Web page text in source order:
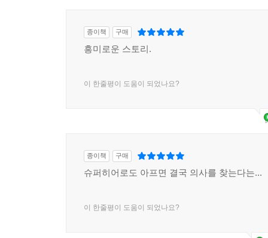
종이책 구매
흥미로운 스토리.
이 한줄평이 도움이 되었나요?
종이책 구매
슈퍼히어로도 아프면 결국 의사를 찾는다는...
이 한줄평이 도움이 되었나요?